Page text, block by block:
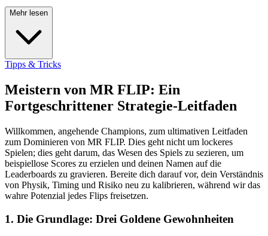
Mehr lesen
Tipps & Tricks
Meistern von MR FLIP: Ein
Fortgeschrittener Strategie-Leitfaden
Willkommen, angehende Champions, zum ultimativen Leitfaden
zum Dominieren von MR FLIP. Dies geht nicht um lockeres
Spielen; dies geht darum, das Wesen des Spiels zu sezieren, um
beispiellose Scores zu erzielen und deinen Namen auf die
Leaderboards zu gravieren. Bereite dich darauf vor, dein Verständnis
von Physik, Timing und Risiko neu zu kalibrieren, während wir das
wahre Potenzial jedes Flips freisetzen.
1. Die Grundlage: Drei Goldene Gewohnheiten